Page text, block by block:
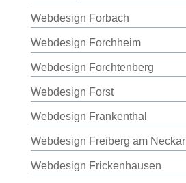
Webdesign Forbach
Webdesign Forchheim
Webdesign Forchtenberg
Webdesign Forst
Webdesign Frankenthal
Webdesign Freiberg am Neckar
Webdesign Frickenhausen